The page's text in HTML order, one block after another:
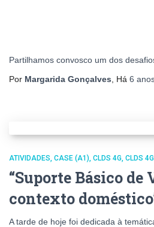
Partilhamos convosco um dos
Por Margarida Gonçalves , Há 6
ATIVIDADES CASE (A1) CLDS 4G CLDS
“Suporte Básico de
contexto
A tarde de hoje foi dedicada à